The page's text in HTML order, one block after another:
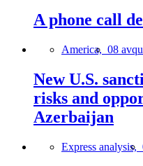
A phone call
America, 08
New U.S.
risks and
Azerbaijan
Express analysis,